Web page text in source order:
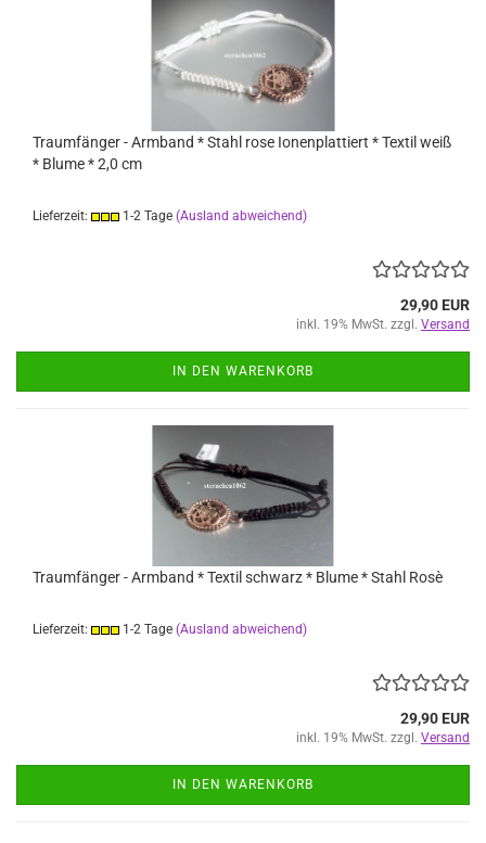
Traumfänger - Armband * Stahl rose Ionenplattiert * Textil weiß
* Blume * 2,0 cm
Lieferzeit: 1-2 Tage (Ausland abweichend)
29,90 EUR
inkl. 19% MwSt. zzgl. Versand
IN DEN WARENKORB
Traumfänger - Armband * Textil schwarz * Blume * Stahl Rosè
Lieferzeit: 1-2 Tage (Ausland abweichend)
29,90 EUR
inkl. 19% MwSt. zzgl. Versand
IN DEN WARENKORB